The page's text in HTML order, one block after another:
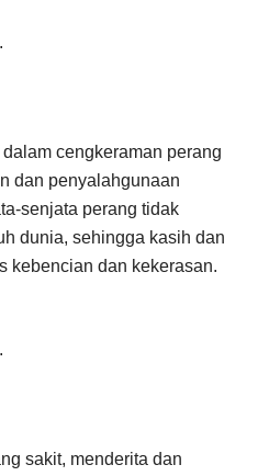
cengkeraman perang
dan penyalahgunaan
senjata perang tidak
dunia, sehingga kasih dan
kebencian dan kekerasan.
sakit, menderita dan